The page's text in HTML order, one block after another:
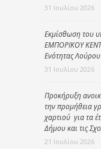
31 Ιουλίου 2026
Εκμίσθωση του
ΕΜΠΟΡΙΚΟΥ
Ενότητας
31 Ιουλίου 2026
Προκήρυξη
την προμήθεια
χαρτιού για τα
Δήμου και τις
21 Ιουλίου 2026